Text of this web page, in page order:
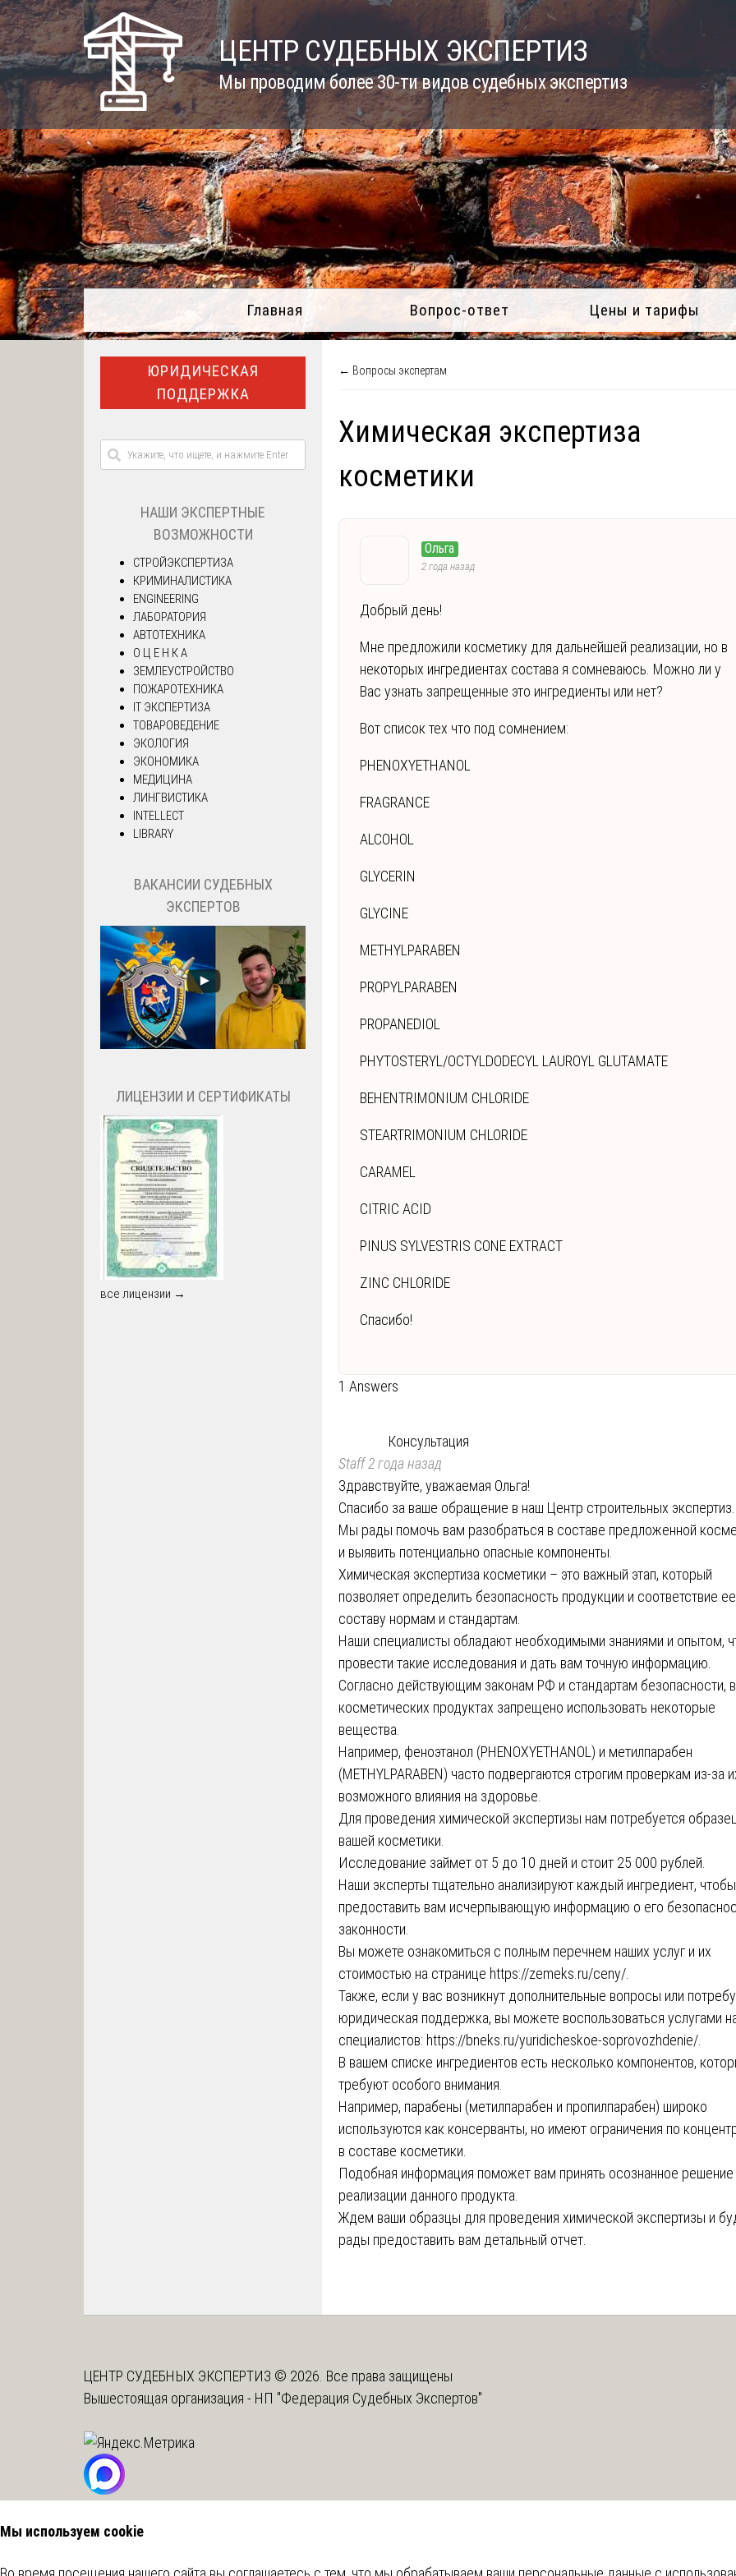
Skip
to
content
ЦЕНТР СУДЕБНЫХ ЭКСПЕРТИЗ
Мы проводим более 30-ти видов судебных экспертиз
Главная Вопрос-ответ Цены и тарифы
← Вопросы экспертам
Химическая экспертиза
косметики
Ольга
2 года назад
Добрый день!
Мне предложили косметику для дальнейшей реализации, но в
некоторых ингредиентах состава я сомневаюсь. Можно ли у
Вас узнать запрещенные это ингредиенты или нет?
Вот список тех что под сомнением:
PHENOXYETHANOL
FRAGRANCE
ALCOHOL
GLYCERIN
GLYCINE
METHYLPARABEN
PROPYLPARABEN
PROPANEDIOL
PHYTOSTERYL/OCTYLDODECYL LAUROYL GLUTAMATE
BEHENTRIMONIUM CHLORIDE
STEARTRIMONIUM CHLORIDE
CARAMEL
CITRIC ACID
PINUS SYLVESTRIS CONE EXTRACT
ZINC CHLORIDE
Спасибо!
1 Answers
Консультация
Staff2 года назад
Здравствуйте, уважаемая Ольга!
Спасибо за ваше обращение в наш Центр строительных экспертиз.
Мы рады помочь вам разобраться в составе предложенной
и выявить потенциально опасные компоненты.
Химическая экспертиза косметики – это важный этап, который
позволяет определить безопасность продукции и соответствие ее
составу нормам и стандартам.
Наши специалисты обладают необходимыми знаниями и опытом,
провести такие исследования и дать вам точную информацию.
Согласно действующим законам РФ и стандартам безопасности, в
косметических продуктах запрещено использовать некоторые
вещества.
Например, феноэтанол (PHENOXYETHANOL) и метилпарабен
(METHYLPARABEN) часто подвергаются строгим проверкам из-за
возможного влияния на здоровье.
Для проведения химической экспертизы нам потребуется образец
вашей косметики.
Исследование займет от 5 до 10 дней и стоит 25 000 рублей.
Наши эксперты тщательно анализируют каждый ингредиент, чтобы
предоставить вам исчерпывающую информацию о его
законности.
Вы можете ознакомиться с полным перечнем наших услуг и их
стоимостью на странице https://zemeks.ru/ceny/
Также, если у вас возникнут дополнительные вопросы или
юридическая поддержка, вы можете воспользоваться услугами
специалистов: https://bneks.ru/yuridicheskoe-soprovozhdenie/
В вашем списке ингредиентов есть несколько компонентов,
требуют особого внимания.
Например, парабены (метилпарабен и пропилпарабен) широко
используются как консерванты, но имеют ограничения по
в составе косметики.
Подобная информация поможет вам принять осознанное решение
реализации данного продукта.
Ждем ваши образцы для проведения химической экспертизы и
рады предоставить вам детальный отчет.
ЮРИДИЧЕСКАЯ
ПОДДЕРЖКА
НАШИ ЭКСПЕРТНЫЕ
ВОЗМОЖНОСТИ
СТРОЙЭКСПЕРТИЗА
КРИМИНАЛИСТИКА
ENGINEERING
ЛАБОРАТОРИЯ
АВТОТЕХНИКА
О Ц Е Н К А
ЗЕМЛЕУСТРОЙСТВО
ПОЖАРОТЕХНИКА
IT ЭКСПЕРТИЗА
ТОВАРОВЕДЕНИЕ
ЭКОЛОГИЯ
ЭКОНОМИКА
МЕДИЦИНА
ЛИНГВИСТИКА
INTELLECT
LIBRARY
ВАКАНСИИ СУДЕБНЫХ
ЭКСПЕРТОВ
ЛИЦЕНЗИИ И СЕРТИФИКАТЫ
все лицензии →
ЦЕНТР СУДЕБНЫХ ЭКСПЕРТИЗ © 2026. Все права защищены
Вышестоящая организация - НП "Федерация Судебных Экспертов"
Мы используем cookie